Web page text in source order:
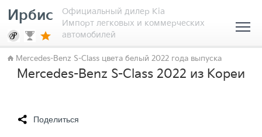
Ирбис
Официальный дилер Kia
Импорт легковых и коммерческих
автомобилей
Mercedes-Benz S-Class цвета белый 2022 года выпуска
Mercedes-Benz S-Class 2022 из Кореи
Поделиться